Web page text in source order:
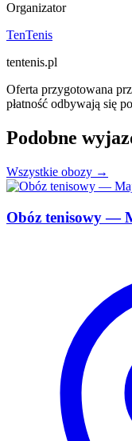
Organizator
TenTenis
tentenis.pl
Oferta przygotowana
płatność odbywają się
Podobne
Wszystkie obozy →
Obóz tenisowy —